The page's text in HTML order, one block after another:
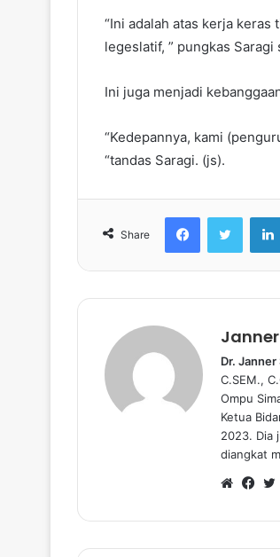
“Ini adalah atas kerja
legeslatif, ” pungkas
Ini juga menjadi
“Kedepannya, kami
“tandas Saragi. (js).
Share
Dr.
C.SEM.,
Ompu
Ketua
2023. Dia
diangkat
e
b
a
c
i